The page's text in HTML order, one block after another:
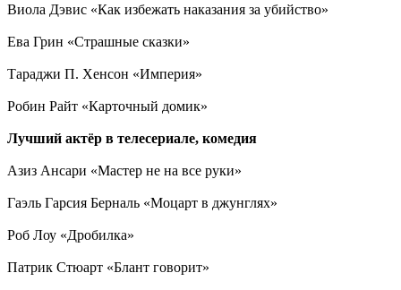
Виола Дэвис «Как избежать наказания за убийство»
Ева Грин «Страшные сказки»
Тараджи П. Хенсон «Империя»
Робин Райт «Карточный домик»
Лучший актёр в телесериале, комедия
Азиз Ансари «Мастер не на все руки»
Гаэль Гарсия Берналь «Моцарт в джунглях»
Роб Лоу «Дробилка»
Патрик Стюарт «Блант говорит»